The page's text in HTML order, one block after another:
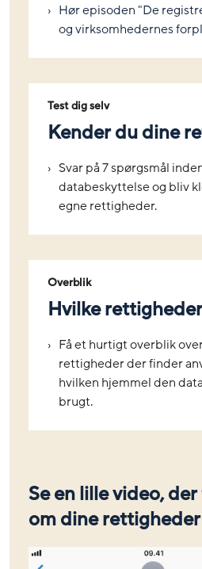
Hør episoden "De
og virksomhedernes
Test dig selv
Kender du dine
Svar på 7 spørgsmål
databeskyttelse og bliv
egne rettigheder.
Overblik
Hvilke
Få et hurtigt overblik
rettigheder der finder
hvilken hjemmel den
brugt.
Se en lille video,
om dine rettigheder